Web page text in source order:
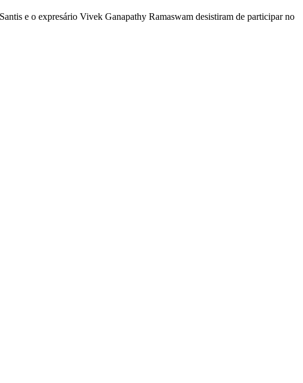
e o expresário Vivek Ganapathy Ramaswam desistiram de participar no